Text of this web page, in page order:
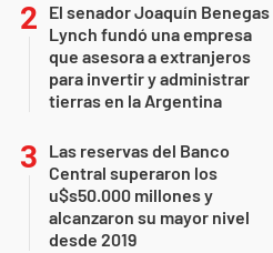
El senador Joaquín Benegas
Lynch fundó una empresa
que asesora a extranjeros
para invertir y administrar
tierras en la Argentina
Las reservas del Banco
Central superaron los
u$s50.000 millones y
alcanzaron su mayor nivel
desde 2019